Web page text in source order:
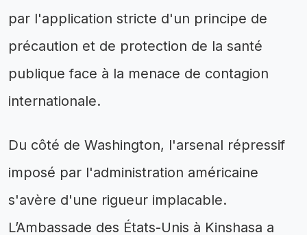
par l'application stricte d'un principe de
précaution et de protection de la santé
publique face à la menace de contagion
internationale.
Du côté de Washington, l'arsenal répressif
imposé par l'administration américaine
s'avère d'une rigueur implacable.
L’Ambassade des États-Unis à Kinshasa a